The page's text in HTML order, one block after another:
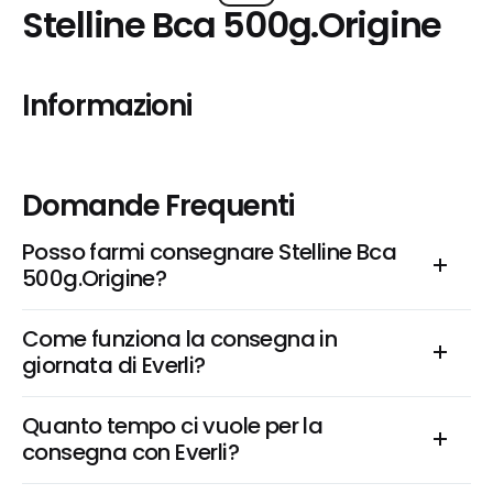
Stelline Bca 500g.Origine
Informazioni
Domande Frequenti
Posso farmi consegnare Stelline Bca
500g.Origine?
Come funziona la consegna in
giornata di Everli?
Quanto tempo ci vuole per la
consegna con Everli?